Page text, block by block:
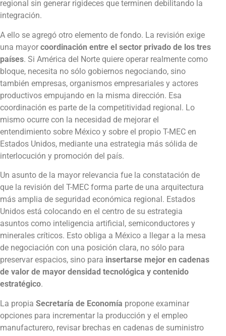
regional sin generar rigideces que terminen debilitando la
integración.
A ello se agregó otro elemento de fondo. La revisión exige
una mayor coordinación entre el sector privado de los tres
países. Si América del Norte quiere operar realmente como
bloque, necesita no sólo gobiernos negociando, sino
también empresas, organismos empresariales y actores
productivos empujando en la misma dirección. Esa
coordinación es parte de la competitividad regional. Lo
mismo ocurre con la necesidad de mejorar el
entendimiento sobre México y sobre el propio T-MEC en
Estados Unidos, mediante una estrategia más sólida de
interlocución y promoción del país.
Un asunto de la mayor relevancia fue la constatación de
que la revisión del T-MEC forma parte de una arquitectura
más amplia de seguridad económica regional. Estados
Unidos está colocando en el centro de su estrategia
asuntos como inteligencia artificial, semiconductores y
minerales críticos. Esto obliga a México a llegar a la mesa
de negociación con una posición clara, no sólo para
preservar espacios, sino para insertarse mejor en cadenas
de valor de mayor densidad tecnológica y contenido
estratégico.
La propia Secretaría de Economía propone examinar
opciones para incrementar la producción y el empleo
manufacturero, revisar brechas en cadenas de suministro